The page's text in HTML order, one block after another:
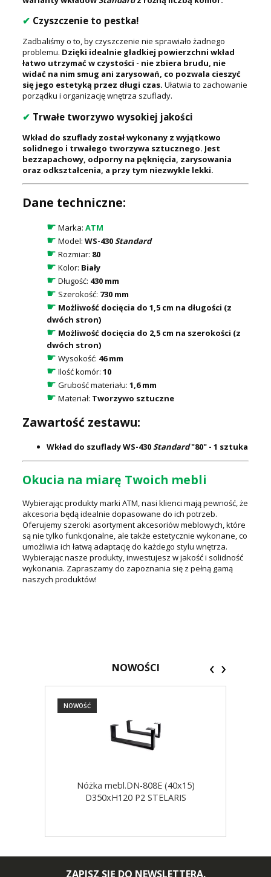
✔ Czyszczenie to pestka!
Zadbaliśmy o to, by czyszczenie nie sprawiało żadnego
problemu. Dzięki idealnie gładkiej powierzchni wkład
łatwo utrzymać w czystości - nie zbiera brudu, nie
widać na nim smug ani zarysowań, co pozwala cieszyć
się jego estetyką przez długi czas. Ułatwia to zachowanie
porządku i organizację wnętrza szuflady.
✔ Trwałe tworzywo wysokiej jakości
Wkład do szuflady został wykonany z wyjątkowo
solidnego i trwałego tworzywa sztucznego. Jest
bezzapachowy, odporny na pęknięcia, zarysowania
oraz odkształcenia, a przy tym niezwykle lekki.
Dane techniczne:
☛ Marka: ATM
☛ Model: WS-430Standard
☛ Rozmiar: 80
☛ Kolor: Biały
☛ Długość: 430 mm
☛ Szerokość: 730 mm
☛ Możliwość docięcia do 1,5 cm na długości (z
dwóch stron)
☛ Możliwość docięcia do 2,5 cm na szerokości (z
dwóch stron)
☛ Wysokość: 46 mm
☛ Ilość komór: 10
☛ Grubość materiału: 1,6 mm
☛ Materiał: Tworzywo sztuczne
Zawartość zestawu:
Wkład do szuflady WS-430 Standard"80" - 1 sztuka
Okucia na miarę Twoich mebli
Wybierając produkty marki ATM, nasi klienci mają pewność, że
akcesoria będą idealnie dopasowane do ich potrzeb.
Oferujemy szeroki asortyment akcesoriów meblowych, które
są nie tylko funkcjonalne, ale także estetycznie wykonane, co
umożliwia ich łatwą adaptację do każdego stylu wnętrza.
Wybierając nasze produkty, inwestujesz w jakość i solidność
wykonania. Zapraszamy do zapoznania się z pełną gamą
naszych produktów!
NOWOŚCI
Nóżka mebl.DN-808E (40x15)
D350xH120 P2 STELARIS
NOWOŚĆ
‹ ›
ZAPISZ SIĘ DO NEWSLETTERA.